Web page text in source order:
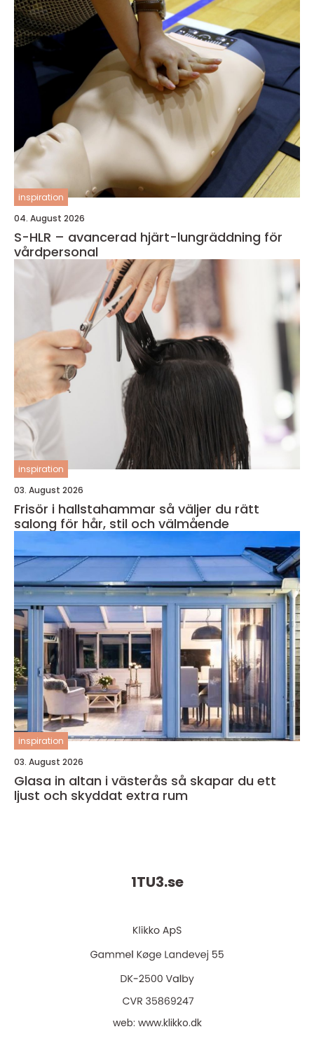
inspiration
04. August 2026
S-HLR – avancerad hjärt-lungräddning för
vårdpersonal
inspiration
03. August 2026
Frisör i hallstahammar så väljer du rätt
salong för hår, stil och välmående
inspiration
03. August 2026
Glasa in altan i västerås så skapar du ett
ljust och skyddat extra rum
1TU3.se
web: www.klikko.dk